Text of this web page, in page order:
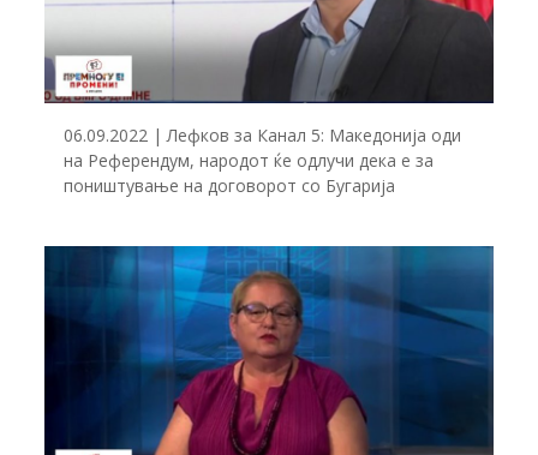
06.09.2022 | Лефков за Канал 5: Македонија оди
на Референдум, народот ќе одлучи дека е за
поништување на договорот со Бугарија